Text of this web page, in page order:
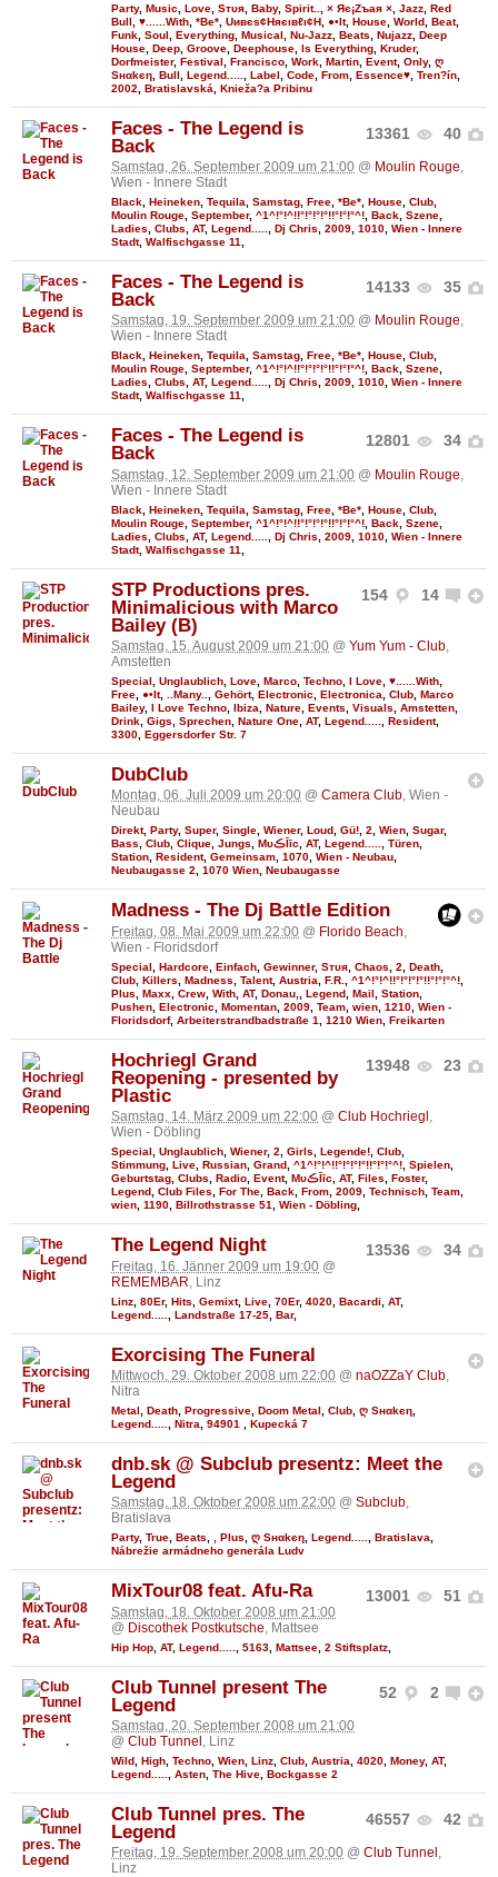
Party, Music Love Sтυя Baby, Spirit.. × Яє¡Zъaя × Jazz Red
Bull
♥......With *Be* Uивєs¢Няєιвℓι¢Н ●•It, House World Beat,
Funk Soul Everything Musical Nu-Jazz Beats Nujazz Deep
House Deep Groove Deephouse Is Everything Kruder,
Dorfmeister, Festival Francisco Work Martin Event, Only, ღ
Sнαkєη Bull Legend..... Label Code From Essence♥ Tren?ín
2002
Bratislavská Knieža?a Pribinu
13361 40
Faces - The Legend is
Back
Samstag, 26. September 2009 um 21:00 @ Moulin Rouge,
Wien - Innere Stadt
Black Heineken Tequila Samstag Free *Be* House Club
Moulin Rouge September, ^1^!°!^!!°!°!°!°!!°!°!°^! Back Szene
Ladies
Clubs AT, Legend..... Dj Chris 2009 1010 Wien - Innere
Stadt, Walfischgasse 11
14133 35
Faces - The Legend is
Back
Samstag, 19. September 2009 um 21:00 @ Moulin Rouge,
Wien - Innere Stadt
Black, Heineken, Tequila, Samstag, Free, *Be*, House, Club,
Moulin Rouge, September, ^1^!°!^!!°!°!°!°!!°!°!°^!, Back, Szene,
Ladies, Clubs, AT, Legend....., Dj Chris, 2009, 1010, Wien - Innere
Stadt, Walfischgasse 11,
12801 34
Faces - The Legend is
Back
Samstag, 12. September 2009 um 21:00 @ Moulin Rouge
Wien - Innere Stadt
Black Heineken Tequila Samstag Free *Be* House Club
Moulin Rouge September, ^1^!°!^!!°!°!°!°!!°!°!°^! Back Szene
Ladies
Clubs AT, Legend..... Dj Chris 2009 1010 Wien - Innere
Stadt, Walfischgasse 11
154 14
STP Productions pres.
Minimalicious with Marco
Bailey (B)
Samstag, 15. August 2009 um 21:00 @ Yum Yum - Club,
Amstetten
Special Unglaublich Love Marco Techno I Love ♥......With
Free
●•It, ..Many.. Gehört, Electronic Electronica Club Marco
Bailey, I Love Techno Ibiza Nature Events Visuals Amstetten
Drink Gigs Sprechen Nature One AT, Legend..... Resident,
3300 Eggersdorfer Str. 7
DubClub
Montag, 06. Juli 2009 um 20:00 @ Camera Club, Wien -
Neubau
Direkt, Party, Super, Single, Wiener, Loud, Gü!, 2, Wien, Sugar,
Bass, Club, Clique, Jungs, MυڪĪīc, AT, Legend....., Türen,
Station, Resident, Gemeinsam, 1070, Wien - Neubau,
Neubaugasse 2, 1070 Wien, Neubaugasse
Madness - The Dj Battle Edition
Freitag, 08. Mai 2009 um 22:00 @ Florido Beach,
Wien - Floridsdorf
Special Hardcore Einfach Gewinner, Sтυя Chaos 2 Death
Club Killers Madness Talent, Austria F.R. ^1^!°!^!!°!°!°!°!!°!°!°^!
Plus
Maxx Crew With AT, Donau, Legend Mail Station
Pushen Electronic Momentan 2009 Team wien 1210 Wien -
Floridsdorf, Arbeiterstrandbadstraße 1 1210 Wien Freikarten
13948 23
Hochriegl Grand
Reopening - presented by
Plastic
Samstag, 14. März 2009 um 22:00 @ Club Hochriegl ,
Wien - Döbling
Special, Unglaublich, Wiener, 2, Girls, Legende!, Club,
Stimmung, Live, Russian, Grand, ^1^!°!^!!°!°!°!°!!°!°!°^!, Spielen,
Geburtstag, Clubs, Radio, Event, MυڪĪīc, AT, Files, Foster,
Legend, Club Files, For The, Back, From, 2009, Technisch, Team,
wien, 1190, Billrothstrasse 51, Wien - Döbling,
13536 34
The Legend Night
Freitag, 16. Jänner 2009 um 19:00 @
REMEMBAR , Linz
Linz 80Er, Hits Gemixt, Live 70Er, 4020 Bacardi AT,
Legend.....
Landstraße 17-25 Bar,
Exorcising The Funeral
Mittwoch, 29. Oktober 2008 um 22:00 @ naOZZaY Club,
Nitra
Metal Death Progressive Doom Metal Club ღ Sнαkєη
Legend.....
Nitra 94901 Kupecká 7
dnb.sk @ Subclub presentz: Meet the
Legend
Samstag, 18. Oktober 2008 um 22:00 @ Subclub,
Bratislava
Party, True, Beats, , Plus, ღ Sнαkєη, Legend....., Bratislava,
Nábrežie armádneho generála Ludv
13001 51
MixTour08 feat. Afu-Ra
Samstag, 18. Oktober 2008 um 21:00
@ Discothek Postkutsche , Mattsee
Hip Hop AT, Legend..... 5163 Mattsee 2 Stiftsplatz
52 2
Club Tunnel present The
Legend
Samstag, 20. September 2008 um 21:00
@ Club Tunnel , Linz
Wild High Techno Wien Linz Club Austria 4020 Money, AT,
Legend.....
Asten The Hive Bockgasse 2
46557 42
Club Tunnel pres. The
Legend
Freitag, 19. September 2008 um 20:00 @ Club Tunnel ,
Linz